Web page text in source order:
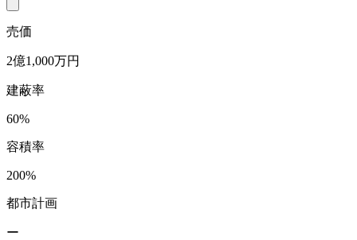
売価
2億1,000万円
建蔽率
60%
容積率
200%
都市計画
ー